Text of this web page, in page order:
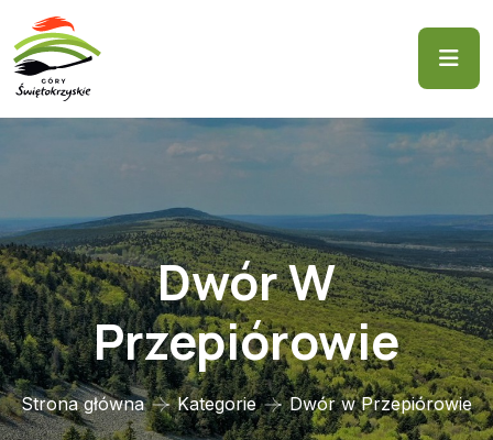
Dwór W
Przepiórowie
Strona główna Kategorie Dwór w Przepiórowie